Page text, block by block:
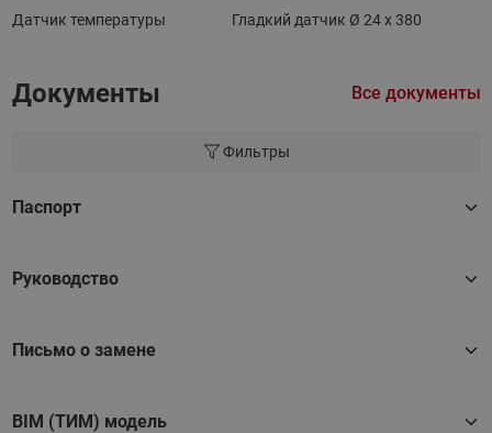
Датчик температуры Гладкий датчик Ø 24 x 380
Документы Все документы
Фильтры
Паспорт
Руководство
Письмо о замене
BIM (ТИМ) модель